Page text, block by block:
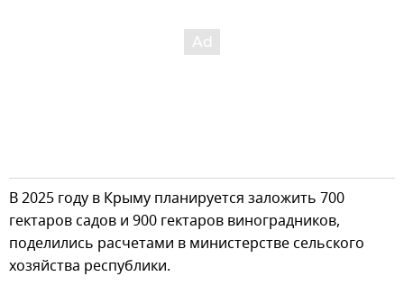
В 2025 году в Крыму планируется заложить 700
гектаров садов и 900 гектаров виноградников,
поделились расчетами в министерстве сельского
хозяйства республики.